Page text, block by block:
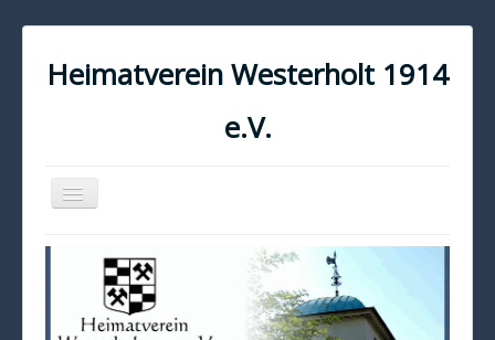
Heimatverein Westerholt 1914
e.V.
Navigation
an/aus
KONTAKT
IMPRESSUM